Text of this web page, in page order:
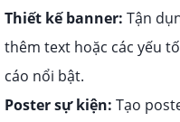
Thiết kế banner: Tận
thêm text hoặc các yếu
cáo nổi bật.
Poster sự kiện: Tạo